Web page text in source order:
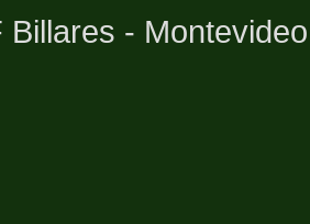
Billares -